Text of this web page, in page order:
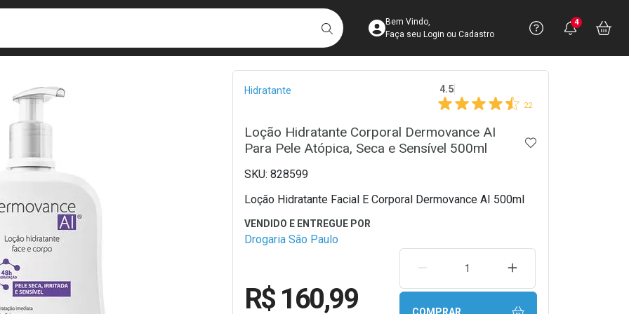
BUSCARAcesse sua Conta
Bem Vindo,
Faça seu Login ou Cadastro
Precisa
Ver Recursos
Você
4
Breadcrumb
Hidratante 4.5
22
Loção Hidratante Corporal Dermovance AI
Para Pele Atópica, Seca e Sensível 500ml
ADICIONAR AOS
828599
Loção Hidratante Facial E Corporal Dermovance AI 500ml
Drogaria São Paulo
R$ 160,99
REMOVER UMA UNIDADEAUMENTAR UMA
COMPRAR